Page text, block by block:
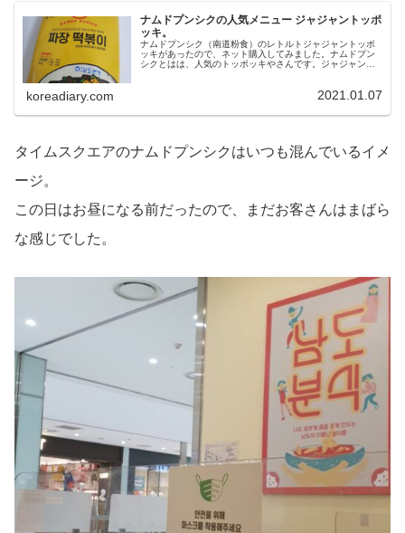
ナムドプンシクの人気メニュー ジャジャントッポ
ッキ。
ナムドプンシク（南道粉食）のレトルトジャジャントッポ
ッキがあったので、ネット購入してみました。ナムドプン
シクとはは、人気のトッポッキやさんです。ジャジャント
koreadiary.com 2021.01.07
タイムスクエアのナムドプンシクはいつも混んでいるイメ
ージ。
この日はお昼になる前だったので、まだお客さんはまばら
な感じでした。